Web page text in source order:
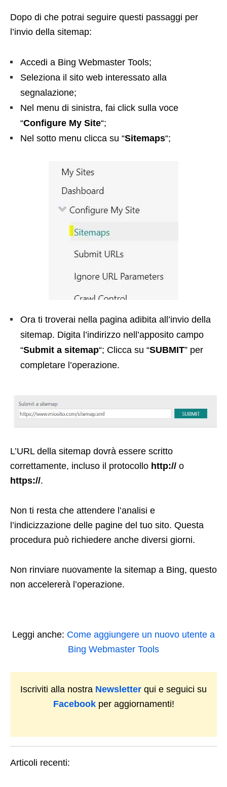
Dopo di che potrai seguire questi passaggi per
l’invio della sitemap:
Accedi a Bing Webmaster Tools;
Seleziona il sito web interessato alla
segnalazione;
Nel menu di sinistra, fai click sulla voce
“Configure My Site“;
Nel sotto menu clicca su “Sitemaps“;
Ora ti troverai nella pagina adibita all’invio della
sitemap. Digita l’indirizzo nell’apposito campo
“Submit a sitemap“; Clicca su “SUBMIT” per
completare l’operazione.
L’URL della sitemap dovrà essere scritto
correttamente, incluso il protocollo http:// o
https://.
Non ti resta che attendere l’analisi e
l’indicizzazione delle pagine del tuo sito. Questa
procedura può richiedere anche diversi giorni.
Non rinviare nuovamente la sitemap a Bing, questo
non accelererà l’operazione.
Leggi anche: Come aggiungere un nuovo utente a
Bing Webmaster Tools
Iscriviti alla nostra Newsletter qui e seguici su
Facebookper aggiornamenti!
Articoli recenti: